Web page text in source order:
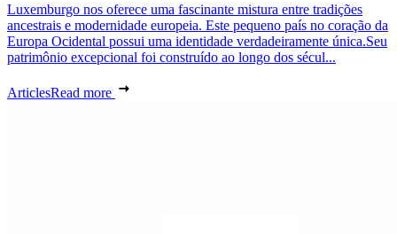
Luxemburgo nos oferece uma fascinante mistura entre tradições
ancestrais e modernidade europeia. Este pequeno país no coração da
Europa Ocidental possui uma identidade verdadeiramente única.Seu
patrimônio excepcional foi construído ao longo dos sécul...
ArticlesRead more